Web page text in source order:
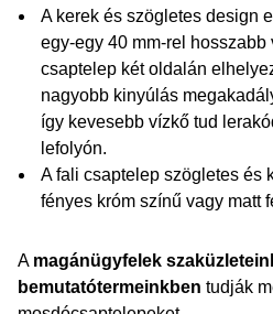
A kerek és szögletes design
egy-egy 40 mm-rel hosszabb
csaptelep két oldalán
nagyobb kinyúlás
így kevesebb vízkő tud
lefolyón.
A fali csaptelep szögletes és
fényes króm színű vagy matt
A magánügyfelek
bemutatótermeinkben tudják